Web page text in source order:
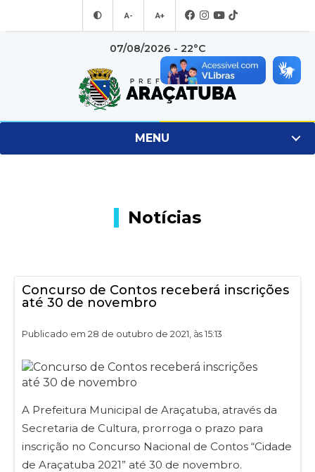
A- A+
07/08/2026 - 22°C
MENU
Notícias
Concurso de Contos receberá inscrições
até 30 de novembro
Publicado em 28 de outubro de 2021, às 15:13
A Prefeitura Municipal de Araçatuba, através da
Secretaria de Cultura, prorroga o prazo para
inscrição no Concurso Nacional de Contos “Cidade
de Araçatuba 2021” até 30 de novembro.